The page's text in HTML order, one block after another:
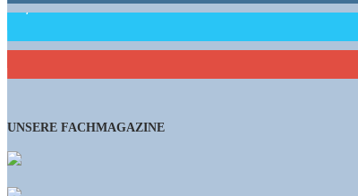
15,658 Follower
460 Abonnenten
UNSERE FACHMAGAZINE